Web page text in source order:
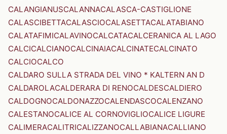
CALANGIANUSCALANNACALASCA-CASTIGLIONE
CALASCIBETTACALASCIOCALASETTACALATABIANO
CALATAFIMICALAVINOCALCATACALCERANICA AL LAGO
CALCICALCIANOCALCINAIACALCINATECALCINATO
CALCIOCALCO
CALDARO SULLA STRADA DEL VINO * KALTERN AN D
CALDAROLACALDERARA DI RENOCALDESCALDIERO
CALDOGNOCALDONAZZOCALENDASCOCALENZANO
CALESTANOCALICE AL CORNOVIGLIOCALICE LIGURE
CALIMERACALITRICALIZZANOCALLABIANACALLIANO